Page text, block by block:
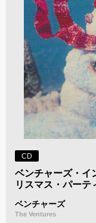
CD
ベンチャーズ・イ
リスマス・パーテ
ベンチャーズ
The Ventures